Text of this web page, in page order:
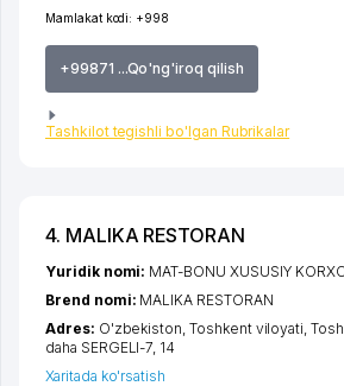
Mamlakat kodi: +998
+99871 ...Qo'ng'iroq qilish
Tashkilot tegishli bo'lgan Rubrikalar
4. MALIKA RESTORAN
Yuridik nomi: MAT-BONU XUSUSIY
Brend nomi: MALIKA RESTORAN
Adres: O'zbekiston,Toshkent viloyati ,
daha SERGELI-7 , 14
Xaritada ko'rsatish